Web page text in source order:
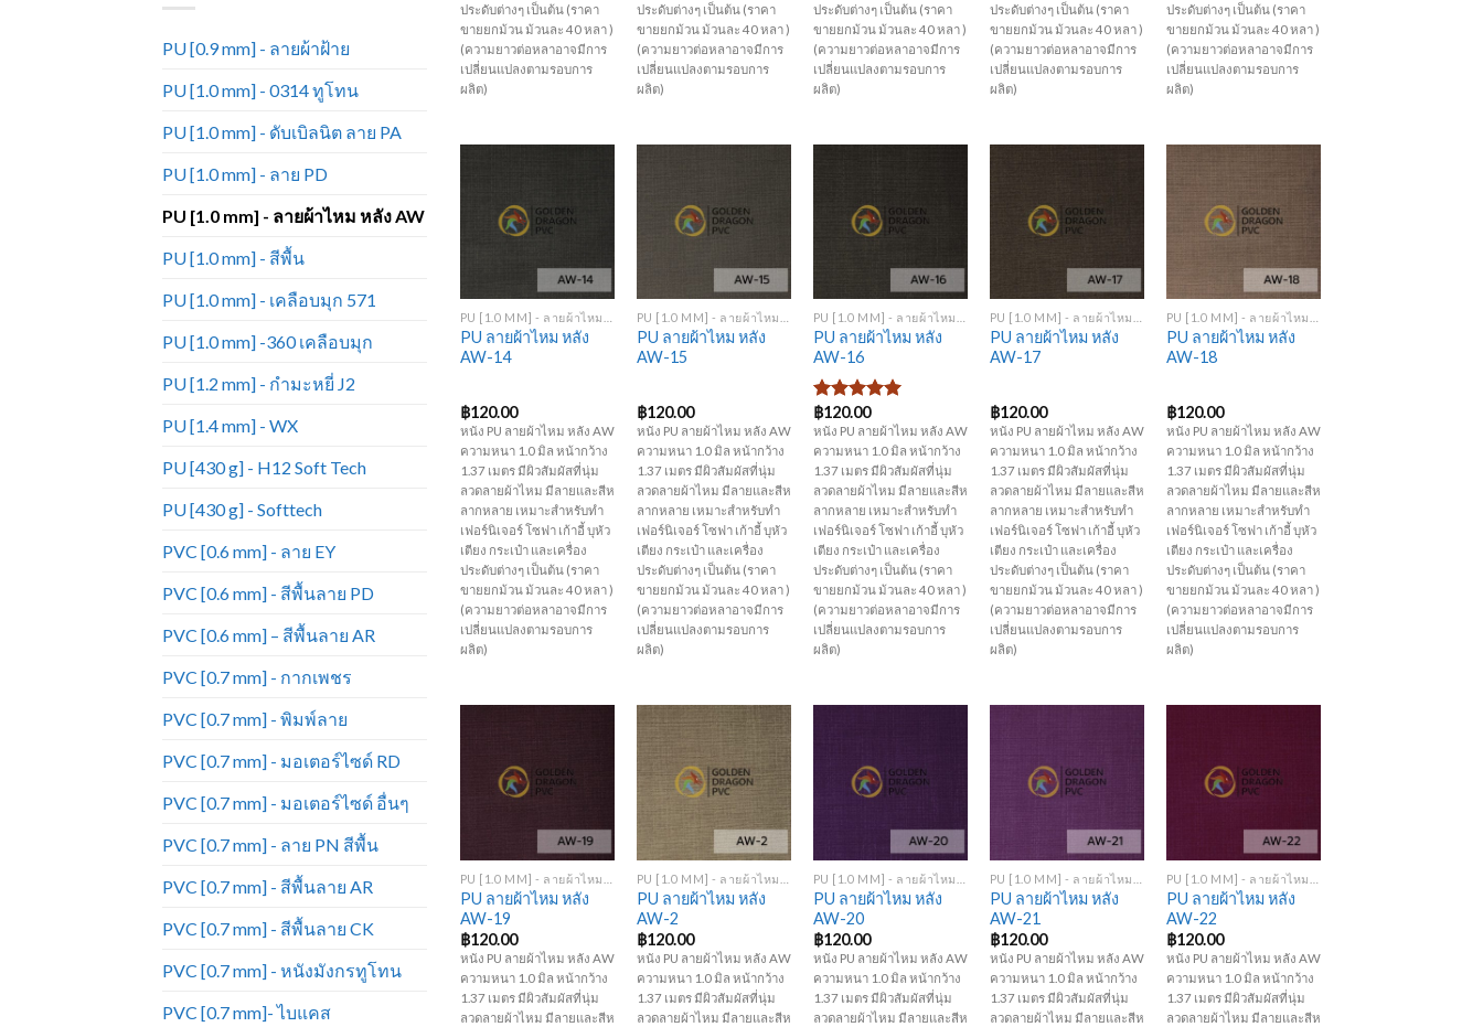
PU [0.9 mm] - ลายผ้าฝ้าย
PU [1.0 mm] - 0314 ทูโทน
PU [1.0 mm] - ดับเบิลนิต ลาย PA
PU [1.0 mm] - ลาย PD
PU [1.0 mm] - ลายผ้าไหม หลัง AW
PU [1.0 mm] - สีพื้น
PU [1.0 mm] - เคลือบมุก 571
PU [1.0 mm] -360 เคลือบมุก
PU [1.2 mm] - กำมะหยี่ J2
PU [1.4 mm] - WX
PU [430 g] - H12 Soft Tech
PU [430 g] - Softtech
PVC [0.6 mm] - ลาย EY
PVC [0.6 mm] - สีพื้นลาย PD
PVC [0.6 mm] – สีพื้นลาย AR
PVC [0.7 mm] - กากเพชร
PVC [0.7 mm] - พิมพ์ลาย
PVC [0.7 mm] - มอเตอร์ไซด์ RD
PVC [0.7 mm] - มอเตอร์ไซด์ อื่นๆ
PVC [0.7 mm] - ลาย PN สีพื้น
PVC [0.7 mm] - สีพื้นลาย AR
PVC [0.7 mm] - สีพื้นลาย CK
PVC [0.7 mm] - หนังมังกรทูโทน
PVC [0.7 mm]- ไบแคส
ประดับต่างๆ เป็นต้น (ราคา
ขายยกม้วน ม้วนละ 40 หลา )
(ความยาวต่อหลาอาจมีการ
เปลี่ยนแปลงตามรอบการ
ผลิต)
ประดับต่างๆ เป็นต้น (ราคา
ขายยกม้วน ม้วนละ 40 หลา )
(ความยาวต่อหลาอาจมีการ
เปลี่ยนแปลงตามรอบการ
ผลิต)
ประดับต่างๆ เป็นต้น (ราคา
ขายยกม้วน ม้วนละ 40 หลา )
(ความยาวต่อหลาอาจมีการ
เปลี่ยนแปลงตามรอบการ
ผลิต)
ประดับต่างๆ เป็นต้น (ราคา
ขายยกม้วน ม้วนละ 40 หลา )
(ความยาวต่อหลาอาจมีการ
เปลี่ยนแปลงตามรอบการ
ผลิต)
ประดับต่างๆ เป็นต้น (ราคา
ขายยกม้วน ม้วนละ 40 หลา )
(ความยาวต่อหลาอาจมีการ
เปลี่ยนแปลงตามรอบการ
ผลิต)
PU ลายผ้าไหม หลัง
AW-14
฿120.00
หนัง PU ลายผ้าไหม หลัง AW
ความหนา 1.0 มิล หน้ากว้าง
1.37 เมตร มีผิวสัมผัสที่นุ่ม
ลวดลายผ้าไหม มีลายและสีห
ลากหลาย เหมาะสำหรับทำ
เฟอร์นิเจอร์ โซฟา เก้าอี้ บุหัว
เตียง กระเป๋า และเครื่อง
ประดับต่างๆ เป็นต้น (ราคา
ขายยกม้วน ม้วนละ 40 หลา )
(ความยาวต่อหลาอาจมีการ
เปลี่ยนแปลงตามรอบการ
ผลิต)
PU ลายผ้าไหม หลัง
AW-15
฿120.00
หนัง PU ลายผ้าไหม หลัง AW
ความหนา 1.0 มิล หน้ากว้าง
1.37 เมตร มีผิวสัมผัสที่นุ่ม
ลวดลายผ้าไหม มีลายและสีห
ลากหลาย เหมาะสำหรับทำ
เฟอร์นิเจอร์ โซฟา เก้าอี้ บุหัว
เตียง กระเป๋า และเครื่อง
ประดับต่างๆ เป็นต้น (ราคา
ขายยกม้วน ม้วนละ 40 หลา )
(ความยาวต่อหลาอาจมีการ
เปลี่ยนแปลงตามรอบการ
ผลิต)
PU ลายผ้าไหม หลัง
AW-16
ให้คะแนน
5.00ตั้งแต่
1-5
คะแนน
฿120.00
หนัง PU ลายผ้าไหม หลัง AW
ความหนา 1.0 มิล หน้ากว้าง
1.37 เมตร มีผิวสัมผัสที่นุ่ม
ลวดลายผ้าไหม มีลายและสีห
ลากหลาย เหมาะสำหรับทำ
เฟอร์นิเจอร์ โซฟา เก้าอี้ บุหัว
เตียง กระเป๋า และเครื่อง
ประดับต่างๆ เป็นต้น (ราคา
ขายยกม้วน ม้วนละ 40 หลา )
(ความยาวต่อหลาอาจมีการ
เปลี่ยนแปลงตามรอบการ
ผลิต)
PU ลายผ้าไหม หลัง
AW-17
฿120.00
หนัง PU ลายผ้าไหม หลัง AW
ความหนา 1.0 มิล หน้ากว้าง
1.37 เมตร มีผิวสัมผัสที่นุ่ม
ลวดลายผ้าไหม มีลายและสีห
ลากหลาย เหมาะสำหรับทำ
เฟอร์นิเจอร์ โซฟา เก้าอี้ บุหัว
เตียง กระเป๋า และเครื่อง
ประดับต่างๆ เป็นต้น (ราคา
ขายยกม้วน ม้วนละ 40 หลา )
(ความยาวต่อหลาอาจมีการ
เปลี่ยนแปลงตามรอบการ
ผลิต)
PU ลายผ้าไหม หลัง
AW-18
฿120.00
หนัง PU ลายผ้าไหม หลัง AW
ความหนา 1.0 มิล หน้ากว้าง
1.37 เมตร มีผิวสัมผัสที่นุ่ม
ลวดลายผ้าไหม มีลายและสีห
ลากหลาย เหมาะสำหรับทำ
เฟอร์นิเจอร์ โซฟา เก้าอี้ บุหัว
เตียง กระเป๋า และเครื่อง
ประดับต่างๆ เป็นต้น (ราคา
ขายยกม้วน ม้วนละ 40 หลา )
(ความยาวต่อหลาอาจมีการ
เปลี่ยนแปลงตามรอบการ
ผลิต)
PU ลายผ้าไหม หลัง
AW-19
฿120.00
หนัง PU ลายผ้าไหม หลัง AW
ความหนา 1.0 มิล หน้ากว้าง
1.37 เมตร มีผิวสัมผัสที่นุ่ม
ลวดลายผ้าไหม มีลายและสีห
Add to
Wishlist
PU ลายผ้าไหม หลัง
AW-2
฿120.00
หนัง PU ลายผ้าไหม หลัง AW
ความหนา 1.0 มิล หน้ากว้าง
1.37 เมตร มีผิวสัมผัสที่นุ่ม
ลวดลายผ้าไหม มีลายและสีห
PU ลายผ้าไหม หลัง
AW-20
฿120.00
หนัง PU ลายผ้าไหม หลัง AW
ความหนา 1.0 มิล หน้ากว้าง
1.37 เมตร มีผิวสัมผัสที่นุ่ม
ลวดลายผ้าไหม มีลายและสีห
PU ลายผ้าไหม หลัง
AW-21
฿120.00
หนัง PU ลายผ้าไหม หลัง AW
ความหนา 1.0 มิล หน้ากว้าง
1.37 เมตร มีผิวสัมผัสที่นุ่ม
ลวดลายผ้าไหม มีลายและสีห
PU ลายผ้าไหม หลัง
AW-22
฿120.00
หนัง PU ลายผ้าไหม หลัง AW
ความหนา 1.0 มิล หน้ากว้าง
1.37 เมตร มีผิวสัมผัสที่นุ่ม
ลวดลายผ้าไหม มีลายและสีห